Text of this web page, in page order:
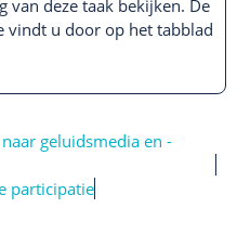
van deze taak bekijken. De
vindt u door op het tabblad
geluidsmedia en -
participatie